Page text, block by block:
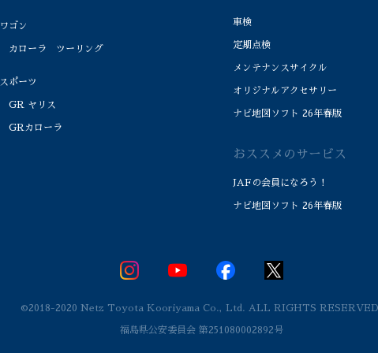
ワゴン
カローラ ツーリング
スポーツ
GR ヤリス
GRカローラ
車検
定期点検
メンテナンスサイクル
オリジナルアクセサリー
ナビ地図ソフト 26年春版
おススメのサービス
JAFの会員になろう！
ナビ地図ソフト 26年春版
©2018-2020 Netz Toyota Kooriyama Co., Ltd. ALL RIGHTS
福島県公安委員会 第251080002892号